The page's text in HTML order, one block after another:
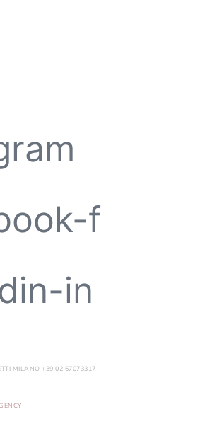
f
in
MILANO +39 02 67073317